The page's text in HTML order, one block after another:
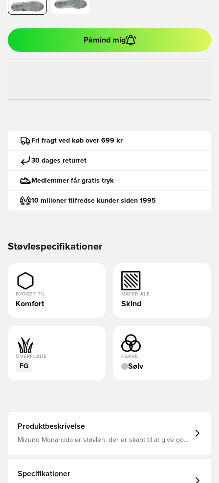
Påmind mig
Fri fragt ved køb over 699 kr
30 dages returret
Medlemmer får gratis tryk
10 milioner tilfredse kunder siden 1995
Støvlespecifikationer
BYGGET TIL
Komfort
MATERIALE
Skind
OVERFLADE
FG
FARVE
Sølv
Produktbeskrivelse
Mizuno Monarcida er støvlen, der er skabt til at give gode
Da det er lavet af syntetisk læder, reducerer det vægten
og absorberer mindre vand Sømmene og den centrale
Specifikationer